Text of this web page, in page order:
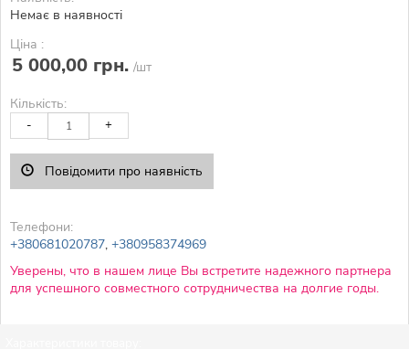
Немає в наявності
Ціна :
5 000,00 грн. /шт
Кількість:
- +
Повідомити про наявність
Телефони:
+380681020787, +380958374969
Уверены, что в нашем лице Вы встретите надежного партнера
для успешного совместного сотрудничества на долгие годы.